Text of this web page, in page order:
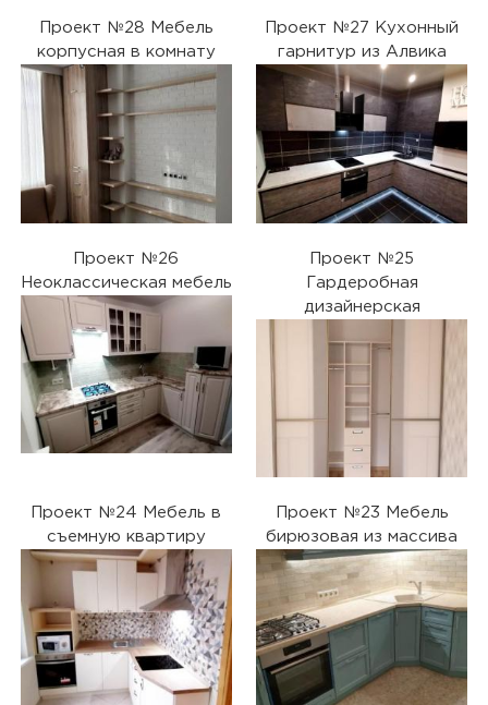
Проект №28 Мебель
корпусная в комнату
Проект №27 Кухонный
гарнитур из Алвика
Проект №26
Неоклассическая мебель
Проект №25
Гардеробная
дизайнерская
Проект №24 Мебель в
съемную квартиру
Проект №23 Мебель
бирюзовая из массива